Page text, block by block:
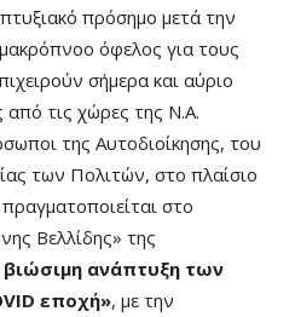
πρόσημο μετά την
όφελος για τους
σήμερα και αύριο
από τις χώρες της Ν.Α.
της Αυτοδιοίκησης, του
των Πολιτών, στο πλαίσιο
στο
Βελλίδης» της
βιώσιμη ανάπτυξη των
εποχή», με την